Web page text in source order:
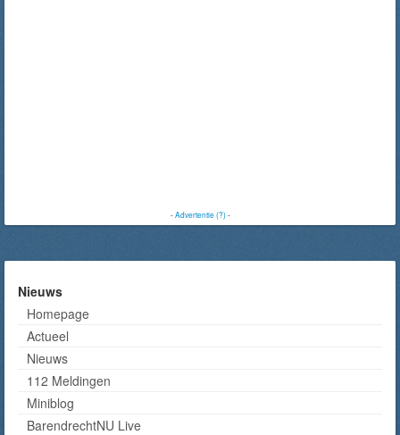
-Advertentie (?)-
Nieuws
Homepage
Actueel
Nieuws
112 Meldingen
Miniblog
BarendrechtNU Live